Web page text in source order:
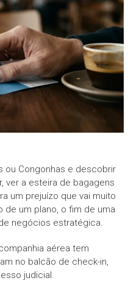
ou Congonhas e descobrir
ver a esteira de bagagens
um prejuízo que vai muito
de um plano, o fim de uma
negócios estratégica.
aérea tem
no balcão de check-in,
judicial.